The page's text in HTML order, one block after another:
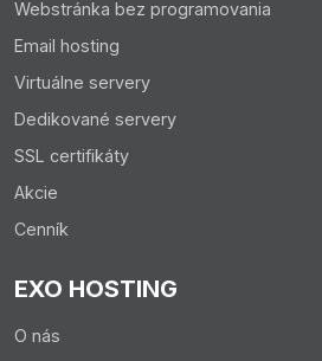
Webstránka bez programovania
Email hosting
Virtuálne servery
Dedikované servery
SSL certifikáty
Akcie
Cenník
EXO HOSTING
O nás